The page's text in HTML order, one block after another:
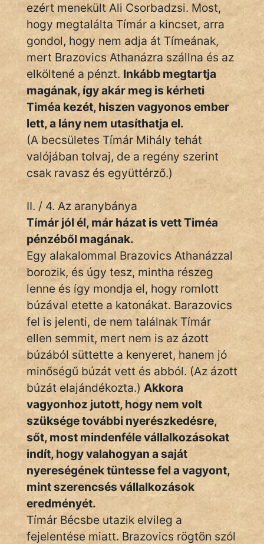
ezért menekült Ali Csorbadzsi. Most,
hogy megtalálta Tímár a kincset, arra
gondol, hogy nem adja át Tímeának,
mert Brazovics Athanázra szállna és az
elköltené a pénzt. Inkább megtartja
magának, így akár meg is kérheti
Timéa kezét, hiszen vagyonos ember
lett, a lány nem utasíthatja el.
(A becsületes Tímár Mihály tehát
valójában tolvaj, de a regény szerint
csak ravasz és együttérző.)
II. / 4. Az aranybánya
Tímár jól él, már házat is vett Timéa
pénzéből magának.
Egy alakalommal Brazovics Athanázzal
borozik, és úgy tesz, mintha részeg
lenne és így mondja el, hogy romlott
búzával etette a katonákat. Barazovics
fel is jelenti, de nem találnak Tímár
ellen semmit, mert nem is az ázott
búzából süttette a kenyeret, hanem jó
minőségű búzát vett és abból. (Az ázott
búzát elajándékozta.) Akkora
vagyonhoz jutott, hogy nem volt
szüksége további nyerészkedésre,
sőt, most mindenféle vállalkozásokat
indít, hogy valahogyan a saját
nyereségének tüntesse fel a vagyont,
mint szerencsés vállalkozások
eredményét.
Tímár Bécsbe utazik elvileg a
fejelentése miatt. Brazovics rögtön szól